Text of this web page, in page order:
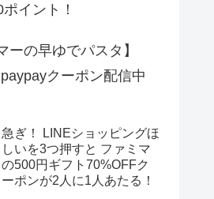
イント！
ーの早ゆでパスタ】
クーポン配信中
急ぎ！ LINEショッピングほ
しいを3つ押すと ファミマ
の500円ギフト70%OFFク
ーポンが2人に1人あたる！